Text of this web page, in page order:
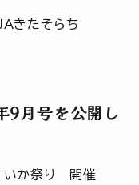
きたそらち
月号を公開し
か祭り 開催